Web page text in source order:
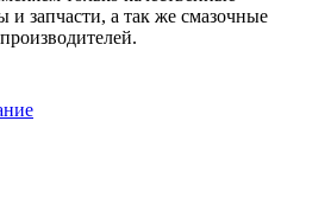
и запчасти, а так же смазочные